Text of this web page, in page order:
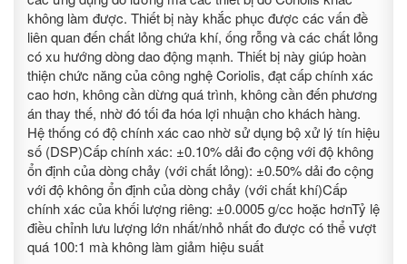
không làm được. Thiết bị này khắc phục được các vấn đề
liên quan đến chất lỏng chứa khí, ống rỗng và các chất lỏng
có xu hướng dòng dao động mạnh. Thiết bị này giúp hoàn
thiện chức năng của công nghệ Coriolis, đạt cấp chính xác
cao hơn, không cần dừng quá trình, không cần đến phương
án thay thế, nhờ đó tối đa hóa lợi nhuận cho khách hàng.
Hệ thống có độ chính xác cao nhờ sử dụng bộ xử lý tín hiệu
số (DSP)Cấp chính xác: ±0.10% dải đo cộng với độ không
ổn định của dòng chảy (với chất lỏng): ±0.50% dải đo cộng
với độ không ổn định của dòng chảy (với chất khí)Cấp
chính xác của khối lượng riêng: ±0.0005 g/cc hoặc hơnTỷ lệ
điều chỉnh lưu lượng lớn nhất/nhỏ nhất đo được có thể vượt
quá 100:1 mà không làm giảm hiệu suất